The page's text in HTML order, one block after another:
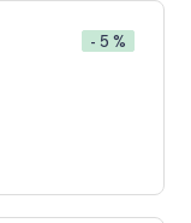
- 5 %